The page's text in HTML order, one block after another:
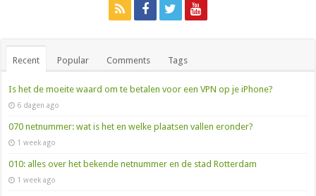
Recent Popular Comments Tags
Is het de moeite waard om te betalen voor een VPN op je iPhone?
6 dagen ago
070 netnummer: wat is het en welke plaatsen vallen eronder?
1 week ago
010: alles over het bekende netnummer en de stad Rotterdam
1 week ago